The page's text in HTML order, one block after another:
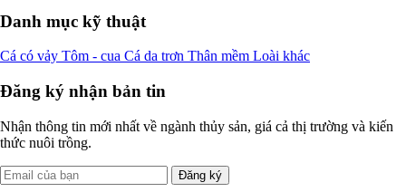
Danh mục kỹ thuật
Cá có vảy Tôm - cua Cá da trơn Thân mềm Loài khác
Đăng ký nhận bản tin
Nhận thông tin mới nhất về ngành thủy sản, giá cả thị trường và kiến
thức nuôi trồng.
Đăng ký